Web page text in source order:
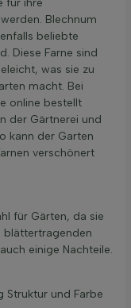
Blechnum
beliebte
Diese Farne sind
was sie zu
macht. Bei
online bestellt
der Gärtnerei und
kann der Garten
verschönert
für Gärten, da sie
blättertragenden
einige Nachteile.
Struktur und Farbe